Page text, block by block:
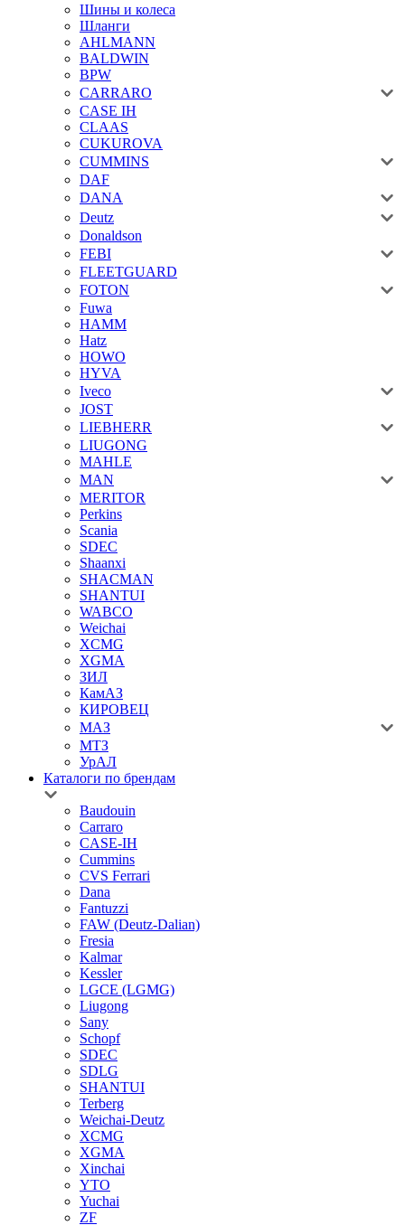
Шины и колеса
Шланги
AHLMANN
BALDWIN
BPW
CARRARO
CASE IH
CLAAS
CUKUROVA
CUMMINS
DAF
DANA
Deutz
Donaldson
FEBI
FLEETGUARD
FOTON
Fuwa
HAMM
Hatz
HOWO
HYVA
Iveco
JOST
LIEBHERR
LIUGONG
MAHLE
MAN
MERITOR
Perkins
Scania
SDEC
Shaanxi
SHACMAN
SHANTUI
WABCO
Weichai
XCMG
XGMA
ЗИЛ
КамАЗ
КИРОВЕЦ
МАЗ
МТЗ
УрАЛ
Каталоги по брендам
Baudouin
Carraro
CASE-IH
Cummins
CVS Ferrari
Dana
Fantuzzi
FAW (Deutz-Dalian)
Fresia
Kalmar
Kessler
LGCE (LGMG)
Liugong
Sany
Schopf
SDEC
SDLG
SHANTUI
Terberg
Weichai-Deutz
XCMG
XGMA
Xinchai
YTO
Yuchai
ZF